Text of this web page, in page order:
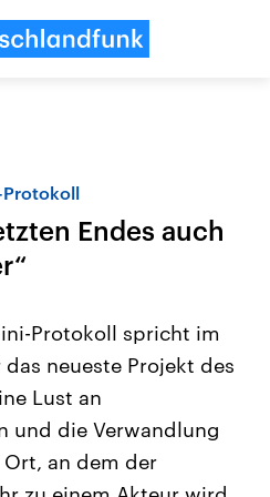
aus
Aktuelle Beiträge,
Hintergründe
Wirtschaftlich und
gehören die Vereinigten
den mächtigsten Ländern
mit großem Einfluss auf
Protokoll
Endes auch
Protokoll spricht im
neueste Projekt des
Lust an
und die Verwandlung
Ort, an dem der